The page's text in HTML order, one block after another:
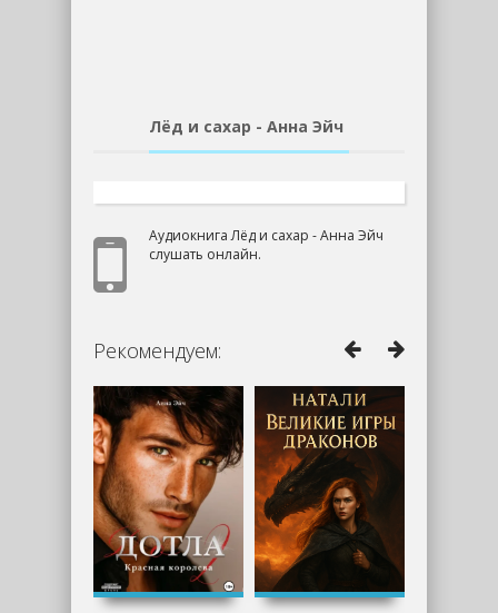
Лёд и сахар - Анна Эйч
Аудиокнига Лёд и сахар - Анна Эйч
слушать онлайн.
Рекомендуем: